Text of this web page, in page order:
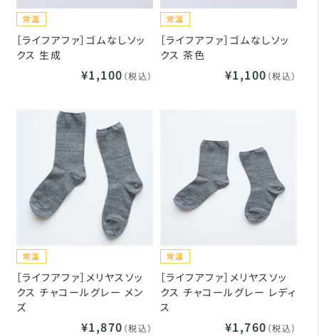
［ライフアファ］ゴムなしソッ
クス 生成
¥1,100 （税込）
［ライフアファ］ゴムなしソッ
クス 茶色
¥1,100 （税込）
［ライフアファ］メリヤスソッ
クス チャコールグレー メン
ズ
¥1,870 （税込）
［ライフアファ］メリヤスソッ
クス チャコールグレー レディ
ス
¥1,760 （税込）